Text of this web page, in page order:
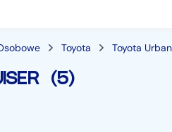
Toyota Toyota
(5)